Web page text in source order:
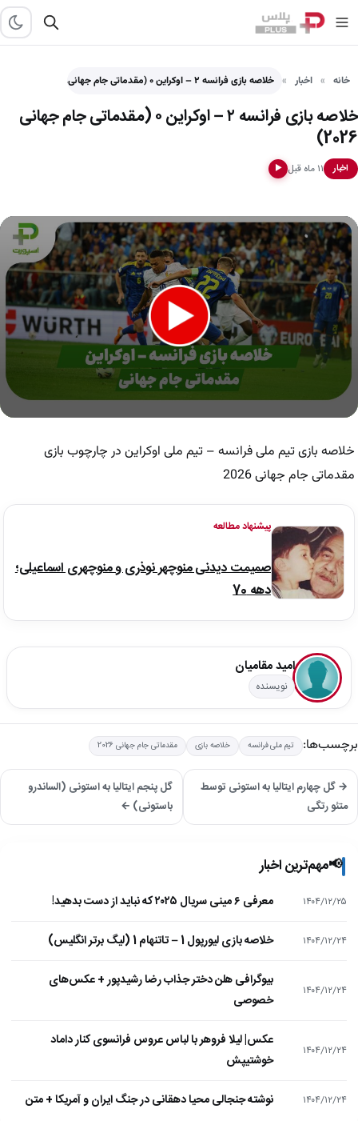
خانه اخبار خلاصه بازی فرانسه ۲ – اوکراین ۰ (مقدماتی جام جهانی…
خلاصه بازی فرانسه ۲ – اوکراین ۰ (مقدماتی جام جهانی
2026)
اخبار ۱۱ ماه قبل ▶
seconds
خلاصه بازی تیم ملی فرانسه – تیم ملی اوکراین در چارچوب بازی
مقدماتی جام جهانی 2026
پیشنهاد مطالعه
صمیمت دیدنی منوچهر نوذری و منوچهری اسماعیلی؛
دهه 70
امید مقامیان
نویسنده
برچسب‌ها: تیم ملی فرانسه خلاصه بازی مقدماتی جام جهانی 2026
→ گل چهارم ایتالیا به استونی توسط
متئو رتگی
گل پنجم ایتالیا به استونی (الساندرو
باستونی) ←
📢مهم‌ترین اخبار
۱۴۰۴/۱۲/۲۵ معرفی ۶ مینی سریال ۲۰۲۵ که نباید از دست بدهید!
۱۴۰۴/۱۲/۲۴ خلاصه بازی لیورپول 1 – تاتنهام 1 (لیگ برتر انگلیس)
۱۴۰۴/۱۲/۲۴
بیوگرافی هلن دختر جذاب رضا رشیدپور + عکس‌های
خصوصی
۱۴۰۴/۱۲/۲۴
عکس| لیلا فروهر با لباس عروس فرانسوی کنار داماد
خوشتیپش
۱۴۰۴/۱۲/۲۴ نوشته جنجالی محیا دهقانی در جنگ ایران و آمریکا + متن